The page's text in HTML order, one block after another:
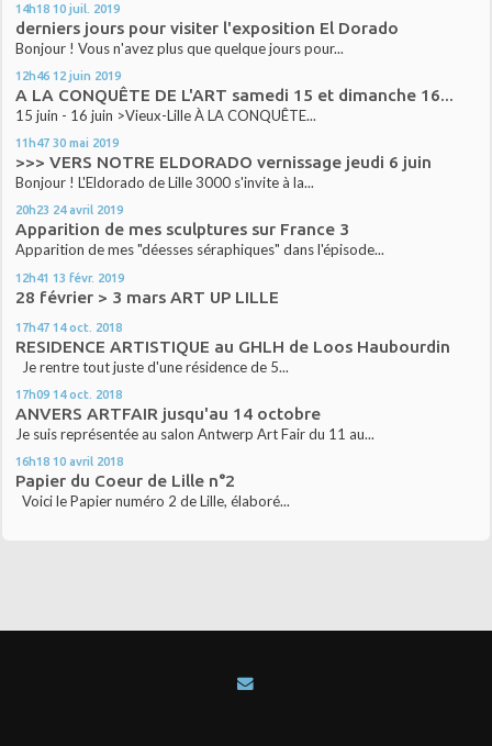
14h18 10 juil. 2019
derniers jours pour visiter l'exposition El Dorado
Bonjour ! Vous n'avez plus que quelque jours pour...
12h46 12 juin 2019
A LA CONQUÊTE DE L'ART samedi 15 et dimanche 16...
15 juin - 16 juin >Vieux-Lille À LA CONQUÊTE...
11h47 30 mai 2019
>>> VERS NOTRE ELDORADO vernissage jeudi 6 juin
Bonjour ! L'Eldorado de Lille 3000 s'invite à la...
20h23 24 avril 2019
Apparition de mes sculptures sur France 3
Apparition de mes "déesses séraphiques" dans l'épisode...
12h41 13 févr. 2019
28 février > 3 mars ART UP LILLE
17h47 14 oct. 2018
RESIDENCE ARTISTIQUE au GHLH de Loos Haubourdin
Je rentre tout juste d'une résidence de 5...
17h09 14 oct. 2018
ANVERS ARTFAIR jusqu'au 14 octobre
Je suis représentée au salon Antwerp Art Fair du 11 au...
16h18 10 avril 2018
Papier du Coeur de Lille n°2
Voici le Papier numéro 2 de Lille, élaboré...